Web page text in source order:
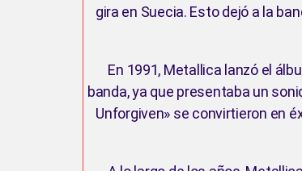
gira en Suecia. Esto dejó a la
En 1991, Metallica lanzó el
banda, ya que presentaba un
Unforgiven» se convirtieron en